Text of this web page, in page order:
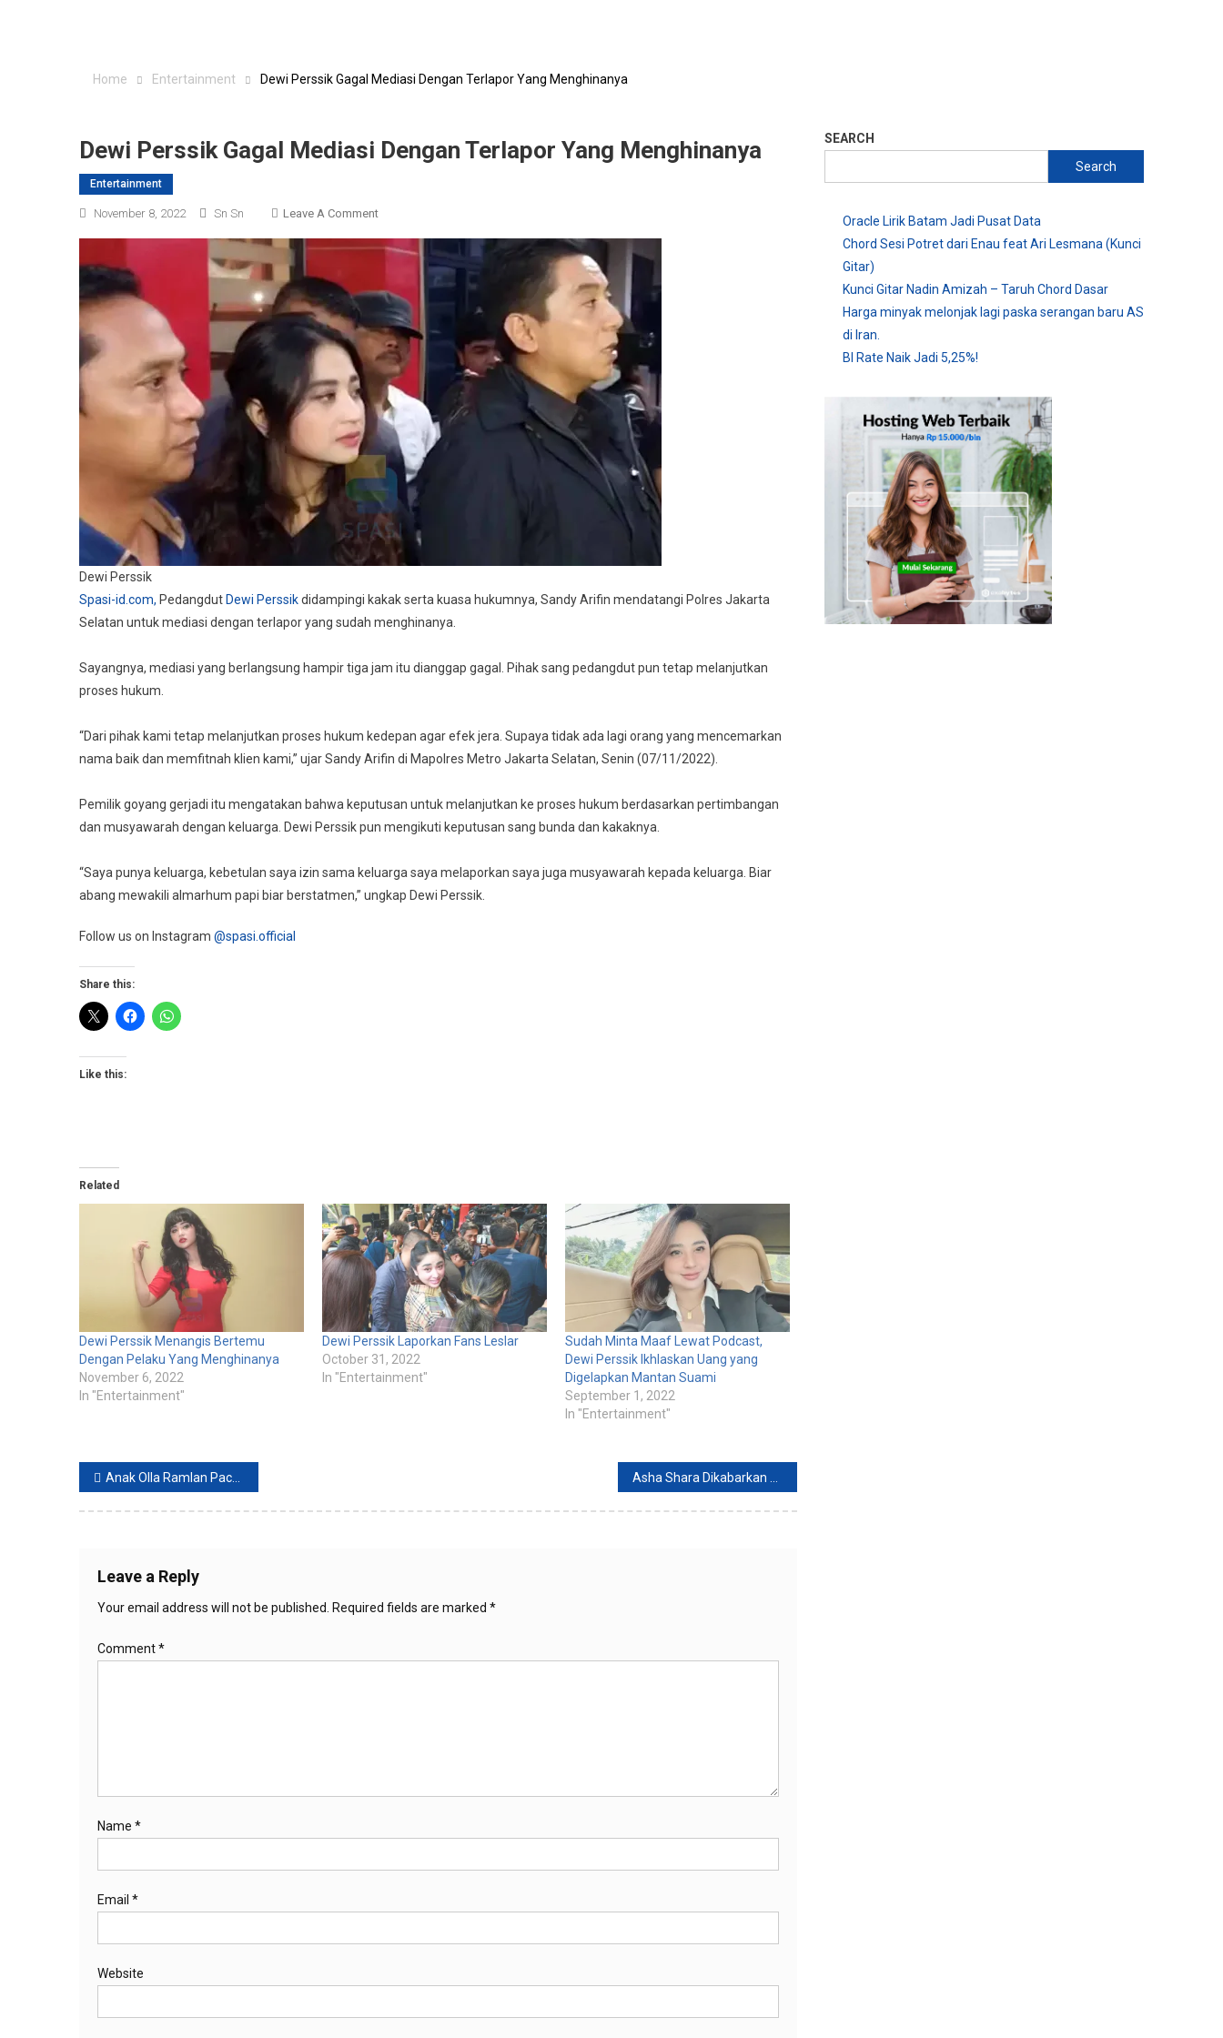
Home Entertainment Dewi Perssik Gagal Mediasi Dengan Terlapor Yang Menghinanya
Dewi Perssik Gagal Mediasi Dengan Terlapor Yang Menghinanya
Entertainment
November 8, 2022 Sn Sn Leave A CommentOn
Perssik
Mediasi
Dengan
Terlapor
Yang
Menghinanya
Dewi Perssik
Spasi-id.com, Pedangdut Dewi Perssikdidampingi kakak serta kuasa hukumnya, Sandy Arifin mendatangi Polres Jakarta
Selatan untuk mediasi dengan terlapor yang sudah menghinanya.
Sayangnya, mediasi yang berlangsung hampir tiga jam itu dianggap gagal. Pihak sang pedangdut pun tetap melanjutkan
proses hukum.
“Dari pihak kami tetap melanjutkan proses hukum kedepan agar efek jera. Supaya tidak ada lagi orang yang mencemarkan
nama baik dan memfitnah klien kami,” ujar Sandy Arifin di Mapolres Metro Jakarta Selatan, Senin (07/11/2022).
Pemilik goyang gerjadi itu mengatakan bahwa keputusan untuk melanjutkan ke proses hukum berdasarkan pertimbangan
dan musyawarah dengan keluarga. Dewi Perssik pun mengikuti keputusan sang bunda dan kakaknya.
“Saya punya keluarga, kebetulan saya izin sama keluarga saya melaporkan saya juga musyawarah kepada keluarga. Biar
abang mewakili almarhum papi biar berstatmen,” ungkap Dewi Perssik.
Follow us on Instagram @spasi.official
Share this:
Like this:
Related
Dewi Perssik Menangis Bertemu
Dengan Pelaku Yang Menghinanya
November 6, 2022
In "Entertainment"
Dewi Perssik Laporkan Fans Leslar
October 31, 2022
In "Entertainment"
Sudah Minta Maaf Lewat Podcast,
Dewi Perssik Ikhlaskan Uang yang
Digelapkan Mantan Suami
September 1, 2022
In "Entertainment"
Post
navigation
Anak Olla Ramlan Pacari Anak Nikita Mirzani
Leave a Reply
Your email address will not be published. Required fields are marked *
Comment*
Name *
Email *
Website
SEARCH
Search
Oracle Lirik Batam Jadi Pusat Data
Chord Sesi Potret dari Enau feat Ari Lesmana (Kunci
Gitar)
Kunci Gitar Nadin Amizah – Taruh Chord Dasar
Harga minyak melonjak lagi paska serangan baru AS
di Iran.
BI Rate Naik Jadi 5,25%!